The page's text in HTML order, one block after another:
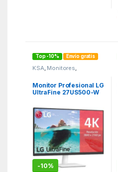
Top -10% Envío gratis
KSA, Monitores,
Monitor Profesional LG
UltraFine 27US500-W
Blanco
-10%